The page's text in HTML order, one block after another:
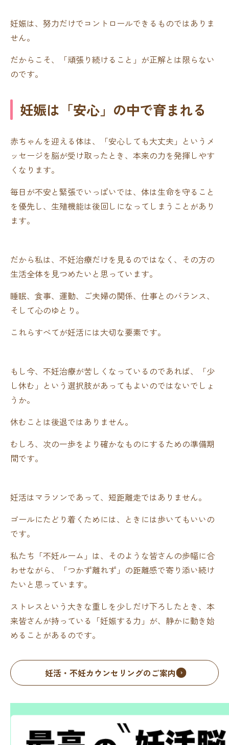
妊娠は、努力だけでコントロールできるものではありま
せん。
だからこそ、「頑張り続けること」が正解とは限らない
のです。
妊娠は「安心」の中で育まれる
赤ちゃんを迎える体は、「安心しても大丈夫」というメ
ッセージを脳が受け取ったとき、本来の力を発揮しやす
くなります。
毎日が不安と緊張でいっぱいでは、体は生命を守ること
を優先し、生殖機能は後回しになってしまうことがあり
ます。
だから私は、不妊治療だけを見るのではなく、その方の
生活全体を見つめたいと思っています。
睡眠、食事、運動、ご夫婦の関係、仕事とのバランス、
そして心のゆとり。
これらすべてが妊活には大切な要素です。
もし今、不妊治療が苦しくなっているのであれば、「少
し休む」という選択肢があってもよいのではないでしょ
うか。
休むことは後退ではありません。
むしろ、次の一歩をより確かなものにするための準備期
間です。
妊活はマラソンであって、短距離走ではありません。
ゴールにたどり着くためには、ときには歩いてもいいの
です。
私たち「不妊ルーム」は、そのような皆さんの歩幅に合
わせながら、「つかず離れず」の距離感で寄り添い続け
たいと思っています。
ストレスという大きな重しを少しだけ下ろしたとき、本
来皆さんが持っている「妊娠する力」が、静かに動き始
めることがあるのです。
妊活・不妊カウンセリングのご案内